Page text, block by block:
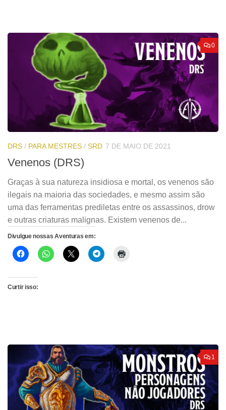
0
DRS / PARA MESTRES / SRD 7 DE MAIO DE 2021
Venenos (DRS)
Graças à sua natureza insidiosa e mortal, os venenos são
ilegais na maioria das sociedades, e mesmo assim são
uma das ferramentas prediletas entre os assassinos, drow
e outras criaturas malignas. Existem venenos de...
Divulgue nossas Aventuras em:
Curtir isso:
1